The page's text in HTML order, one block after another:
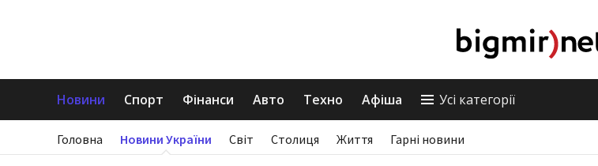
Новини Спорт Фінанси Авто Техно Афіша Усі категорії
Головна Новини України Світ Столиця Життя Гарні новини